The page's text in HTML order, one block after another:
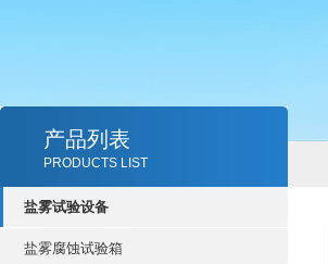
产品列表
PRODUCTS LIST
盐雾试验设备
盐雾腐蚀试验箱